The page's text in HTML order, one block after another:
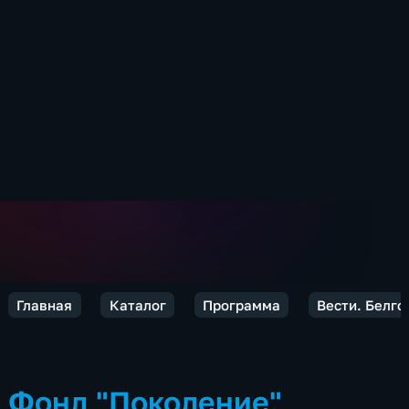
Главная Каталог Программа Вести.
Фонд "Поколение"